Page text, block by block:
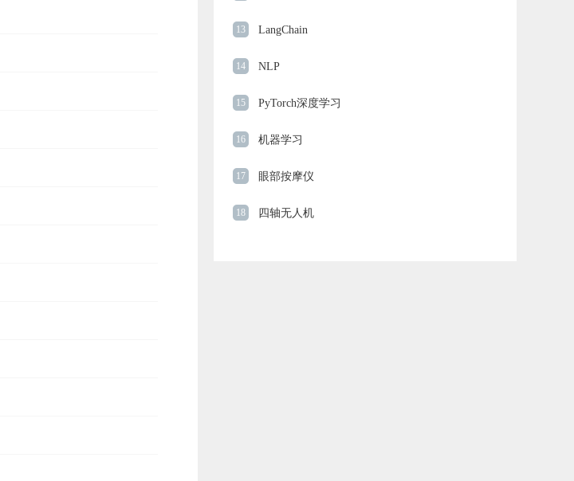
13 LangChain
14 NLP
15 PyTorch深度学习
16 机器学习
17 眼部按摩仪
18 四轴无人机